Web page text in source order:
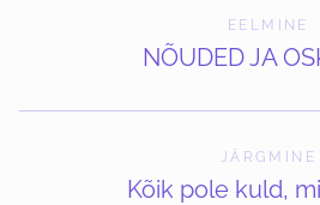
EELMINE
NÕUDED JA
JÄRGMINE
Kõik pole kuld,